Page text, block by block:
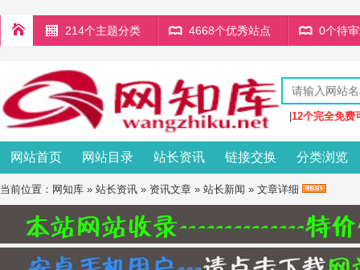
214个主题分类 4668个优秀站点 0个待
12个完全免费
网站首页 网站目录 站长资讯 链接交换 分类浏览
当前位置： 网知库 » 站长资讯 » 资讯文章 » 站长新闻 » 文章详细